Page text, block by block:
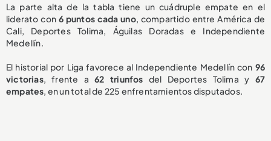
La parte alta de la tabla tiene un cuádruple empate en el
liderato con 6 puntos cada uno, compartido entre América de
Cali, Deportes Tolima, Águilas Doradas e Independiente
Medellín.
El historial por Liga favorece al Independiente Medellín con 96
victorias, frente a62 triunfos del Deportes Tolima y 67
empates, en un total de 225 enfrentamientos disputados.